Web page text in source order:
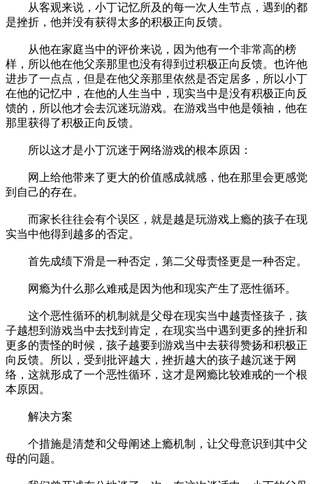
从客观来说，小丁记忆所及的每一次人生节点，遇到的都
是挫折，他并没有获得太多的积极正向反馈。
从他在家庭当中的评价来说，因为他有一个非常高的榜
样，所以他在他父亲那里也没有得到过积极正向反馈。也许他
进步了一点点，但是在他父亲那里依然是否定居多，所以小丁
在他的记忆中，在他的人生当中，现实当中是没有积极正向反
馈的，所以他才会去沉迷玩游戏。在游戏当中他是领袖，他在
那里获得了积极正向反馈。
所以这才是小丁沉迷于网络游戏的根本原因：
网上给他带来了更大的价值感成就感，他在那里会更感觉
到自己的存在。
而家长往往会有个误区，就是越是玩游戏上瘾的孩子在现
实当中他得到越多的否定。
首先成绩下滑是一种否定，第二父母责怪更是一种否定。
网瘾为什么那么难戒是因为他和现实产生了恶性循环。
这个恶性循环的机制就是父母在现实当中越责怪孩子，孩
子越想到游戏当中去找到肯定，在现实当中遇到更多的挫折和
更多的责怪的时候，孩子越要到游戏当中去获得赞扬和积极正
向反馈。所以，受到批评越大，挫折越大的孩子越沉迷于网
络，这就形成了一个恶性循环，这才是网瘾比较难戒的一个根
本原因。
解决方案
个措施是清楚和父母阐述上瘾机制，让父母意识到其中父
母的问题。